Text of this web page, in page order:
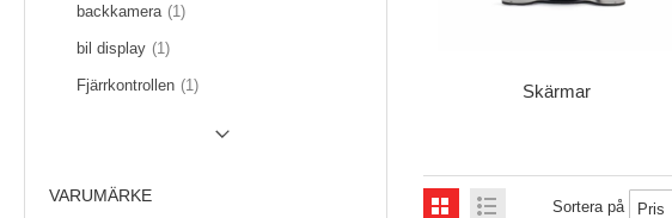
Skärmar
Sortera på
backkamera 1
Artikel
bil display 1
Artikel
Fjärrkontrollen 1
Artikel
VARUMÄRKE